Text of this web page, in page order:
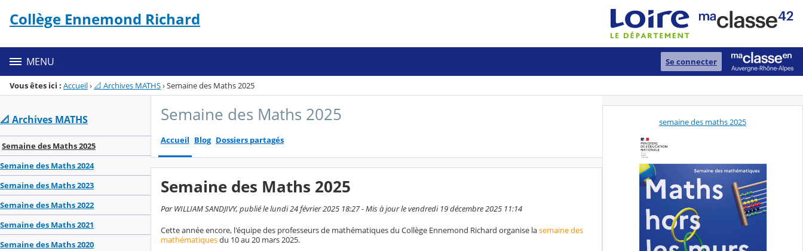
Menu de la rubrique
Contenu
Collège Ennemond Richard
MENU Se connecter
Vous êtes ici : Accueil›📐 Archives MATHS›Semaine des Maths 2025
📐 Archives MATHS
Semaine des Maths 2025
Semaine des Maths 2024
Semaine des Maths 2023
Semaine des Maths 2022
Semaine des Maths 2021
Semaine des Maths 2020
Semaine des Maths 2025
Accueil Blog Dossiers partagés
Semaine des Maths 2025
Par WILLIAM SANDJIVY, publié le lundi 24 février 2025 18:27 - Mis à jour le vendredi 19 décembre 2025 11:14
Cette année encore, l'équipe des professeurs de mathématiques du Collège Ennemond Richard organise lasemaine des
mathématiquesdu 10 au 20 mars 2025.
semaine des maths 2025